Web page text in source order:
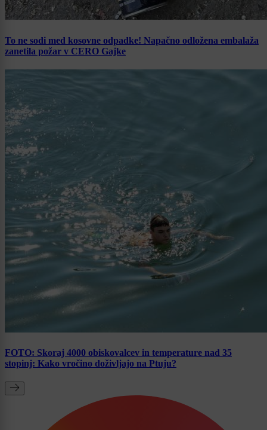
To ne sodi med kosovne odpadke! Napačno odložena embalaža
zanetila požar v CERO Gajke
FOTO: Skoraj 4000 obiskovalcev in temperature nad 35
stopinj: Kako vročino doživljajo na Ptuju?